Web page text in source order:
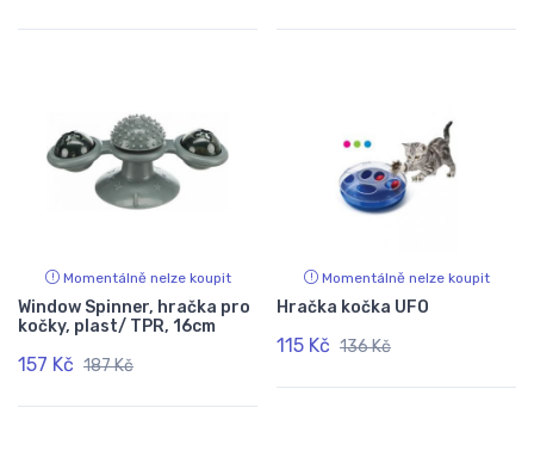
Momentálně nelze koupit
Window Spinner, hračka pro
kočky, plast/ TPR, 16cm
157 Kč 187 Kč
Momentálně nelze koupit
Hračka kočka UFO
115 Kč 136 Kč